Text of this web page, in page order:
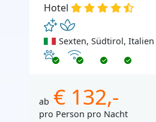
Hotel
Sexten, Südtirol, Italien
Haustiere erlaubt
Internet
ab € 132,-
pro Person pro Nacht